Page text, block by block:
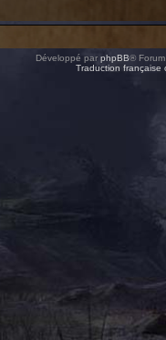
Développé par phpBB®
Traduction française